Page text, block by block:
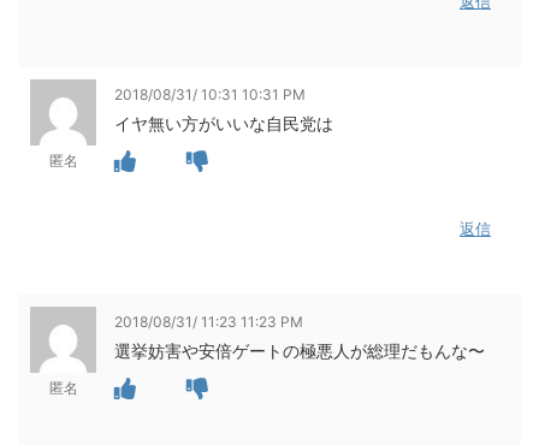
匿名
2018/08/31/ 10:31 10:31 PM
イヤ無い方がいいな自民党は
返信
匿名
2018/08/31/ 11:23 11:23 PM
選挙妨害や安倍ゲートの極悪人が総理だもんな〜